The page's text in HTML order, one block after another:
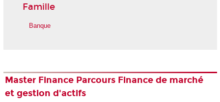
Famille
Banque
Master Finance Parcours Finance de marché
et gestion d'actifs